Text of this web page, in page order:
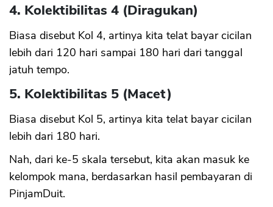
4. Kolektibilitas 4 (Diragukan)
Biasa disebut Kol 4, artinya kita telat bayar cicilan
lebih dari 120 hari sampai 180 hari dari tanggal
jatuh tempo.
5. Kolektibilitas 5 (Macet)
Biasa disebut Kol 5, artinya kita telat bayar cicilan
lebih dari 180 hari.
Nah, dari ke-5 skala tersebut, kita akan masuk ke
kelompok mana, berdasarkan hasil pembayaran di
PinjamDuit.